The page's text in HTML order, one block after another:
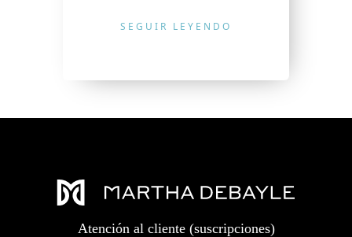
SEGUIR LEYENDO
Atención al cliente (suscripciones)